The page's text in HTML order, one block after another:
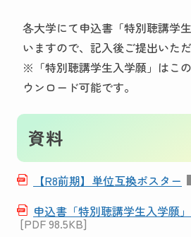
各大学にて申込書「特別聴講学
いますので、記入後ご提出いただ
※「特別聴講学生入学願」はこ
ウンロード可能です。
資料
【R8前期】単位互換ポスター
申込書「特別聴講学生入学願」
[PDF 98.5KB]